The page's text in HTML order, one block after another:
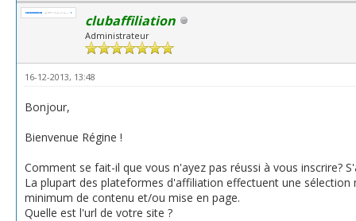
clubaffiliation
Administrateur
16-12-2013, 13:48
Bonjour,
Bienvenue Régine !
Comment se fait-il que vous n'ayez pas réussi à vous inscrire?
La plupart des plateformes d'affiliation effectuent une
minimum de contenu et/ou mise en page.
Quelle est l'url de votre site ?